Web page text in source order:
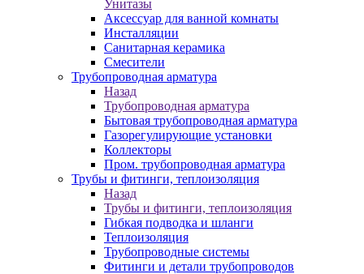
Унитазы
Аксессуар для ванной комнаты
Инсталляции
Санитарная керамика
Смесители
Трубопроводная арматура
Назад
Трубопроводная арматура
Бытовая трубопроводная арматура
Газорегулирующие установки
Коллекторы
Пром. трубопроводная арматура
Трубы и фитинги, теплоизоляция
Назад
Трубы и фитинги, теплоизоляция
Гибкая подводка и шланги
Теплоизоляция
Трубопроводные системы
Фитинги и детали трубопроводов